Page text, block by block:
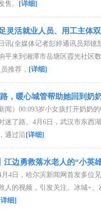
售。
[详细]
灵活就业人员、用工主体
讯(全媒体记者彭婷通讯员郑镱
平来到湘潭市岳塘区霞光社区
推荐， [详细]
，暖心城管帮助她回到奶
闻）00:093岁小女孩打开奶奶
迷了路。4月6日，武汉市东西
通过沿[详细]
江边勇救落水老人的“小英
4日，哈尔滨新闻网首发多位
人的视频，引发关注。冰城+、
细]